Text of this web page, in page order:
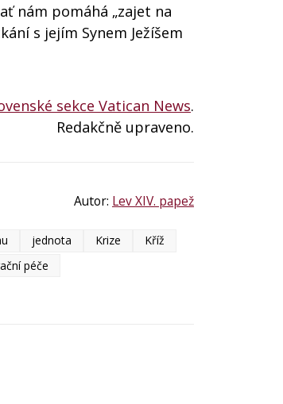
nám pomáhá „zajet na
s jejím Synem Ježíšem
sekce Vatican News.
Redakčně upraveno.
Autor: Lev XIV. papež
jednota Krize
Kříž
péče